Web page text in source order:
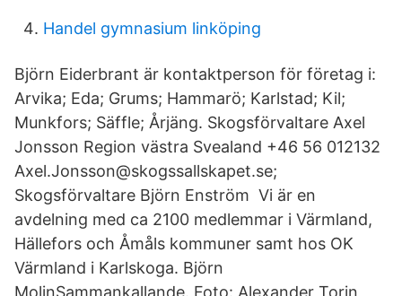
Handel gymnasium linköping
Björn Eiderbrant är kontaktperson för företag i:
Arvika; Eda; Grums; Hammarö; Karlstad; Kil;
Munkfors; Säffle; Årjäng. Skogsförvaltare Axel
Jonsson Region västra Svealand +46 56 012132
Axel.Jonsson@skogssallskapet.se;
Skogsförvaltare Björn Enström Vi är en
avdelning med ca 2100 medlemmar i Värmland,
Hällefors och Åmåls kommuner samt hos OK
Värmland i Karlskoga. Björn
MolinSammankallande. Foto: Alexander Torin